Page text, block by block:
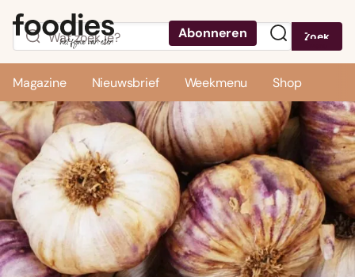
Abonneren Zoek
Magazine Nieuwsbrief Weekmenu Shop